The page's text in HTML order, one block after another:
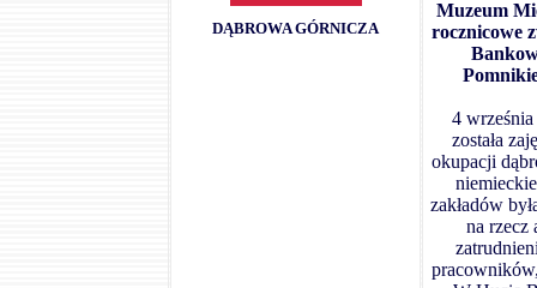
DĄBROWA GÓRNICZA
Muzeum
rocznicowe
4
została
okupacji
zakładów
na rzecz